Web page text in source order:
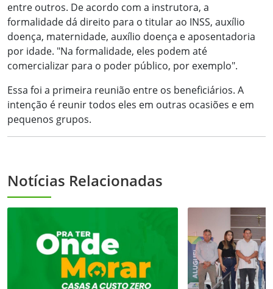
entre outros. De acordo com a instrutora, a
formalidade dá direito para o titular ao INSS, auxílio
doença, maternidade, auxílio doença e aposentadoria
por idade. "Na formalidade, eles podem até
comercializar para o poder público, por exemplo".
Essa foi a primeira reunião entre os beneficiários. A
intenção é reunir todos eles em outras ocasiões e em
pequenos grupos.
Notícias Relacionadas